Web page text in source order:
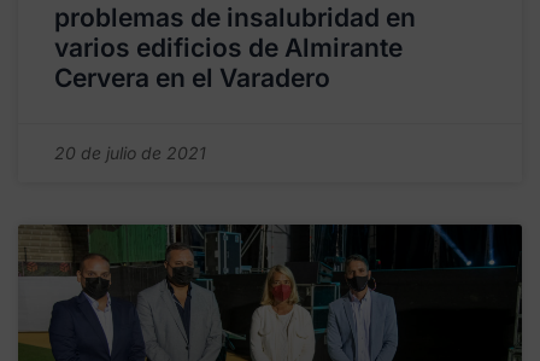
problemas de insalubridad en
varios edificios de Almirante
Cervera en el Varadero
20 de julio de 2021